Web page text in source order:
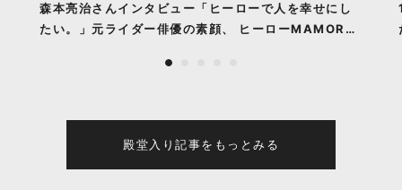
森本亮治さんインタビュー「ヒーローで人を幸せにし
たい。」元ライダー俳優の素顔、 ヒーローMAMORU
殿堂入り記事をもっとみる